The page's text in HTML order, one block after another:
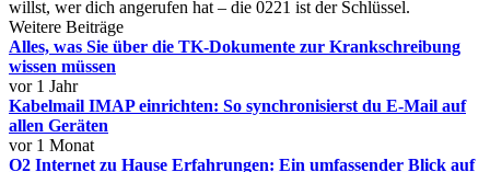
willst, wer dich angerufen hat – die 0221 ist der Schlüssel.
Weitere Beiträge
Alles, was Sie über die TK-Dokumente zur Krankschreibung
wissen müssen
vor 1 Jahr
Kabelmail IMAP einrichten: So synchronisierst du E-Mail auf
allen Geräten
vor 1 Monat
O2 Internet zu Hause Erfahrungen: Ein umfassender Blick auf